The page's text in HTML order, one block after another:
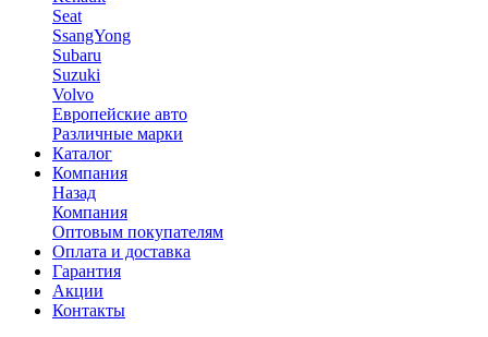
Seat
SsangYong
Subaru
Suzuki
Volvo
Европейские авто
Различные марки
Каталог
Компания
Назад
Компания
Оптовым покупателям
Оплата и доставка
Гарантия
Акции
Контакты